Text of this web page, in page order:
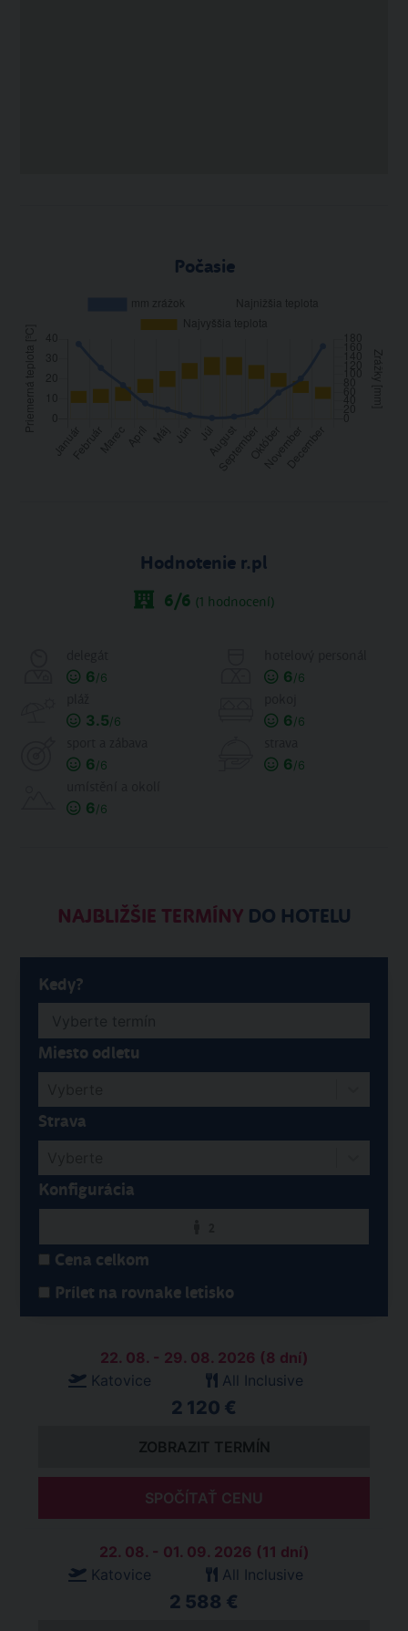
Počasie
Hodnotenie r.pl
6/6 (1 hodnocení)
6/6 6/6
3.5/6 6/6
6/6 6/6
6/6
NAJBLIŽŠIE TERMÍNYDO HOTELU
Kedy?
Miesto odletu
Strava
Konfigurácia
Cena celkom
Prílet na rovnake letisko
22. 08. - 29. 08. 2026 (8 dní)
Katovice
All Inclusive
2 120 €
ZOBRAZIT TERMÍN
SPOČÍTAŤ CENU
22. 08. - 01. 09. 2026 (11 dní)
Katovice
All Inclusive
2 588 €